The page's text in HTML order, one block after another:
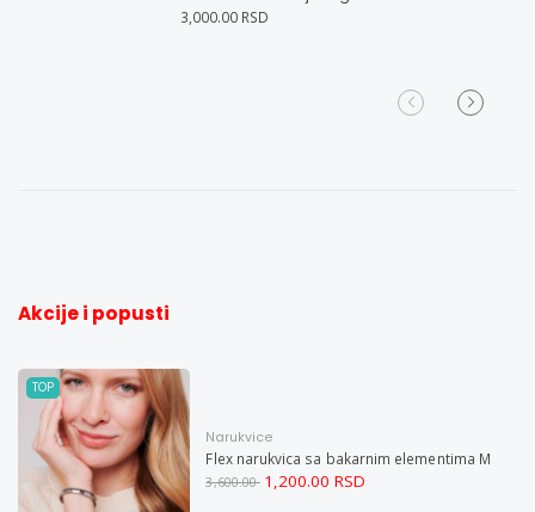
3,000.00 RSD
Akcije i popusti
TOP
Narukvice
Flex narukvica sa bakarnim elementima M
3,600.00 1,200.00 RSD